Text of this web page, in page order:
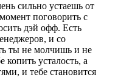
сильно устаешь от
поговорить с
дэй офф. Есть
и со
ты не молчишь и не
усталость, а
и тебе становится